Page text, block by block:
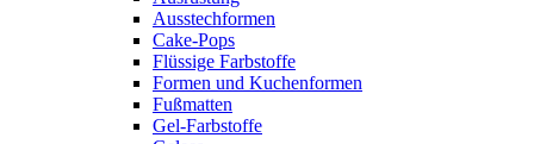
Ausstechformen
Cake-Pops
Flüssige Farbstoffe
Formen und Kuchenformen
Fußmatten
Gel-Farbstoffe